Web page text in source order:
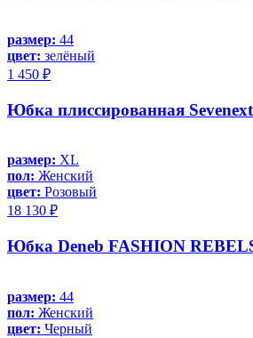
размер: 44
цвет: зелёный
1 450 ₽
Юбка плиссированная
размер: XL
пол: Женский
цвет: Розовый
18 130 ₽
Юбка Deneb FASHION
размер: 44
пол: Женский
цвет: Черный